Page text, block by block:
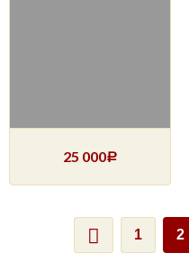
25 000Р
1 2